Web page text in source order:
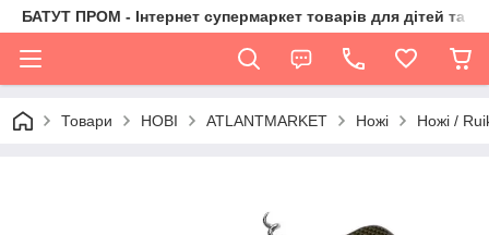
БАТУТ ПРОМ - Інтернет супермаркет товарів для дітей та їх
Товари НОВІ ATLANTMARKET Ножі Ножі /